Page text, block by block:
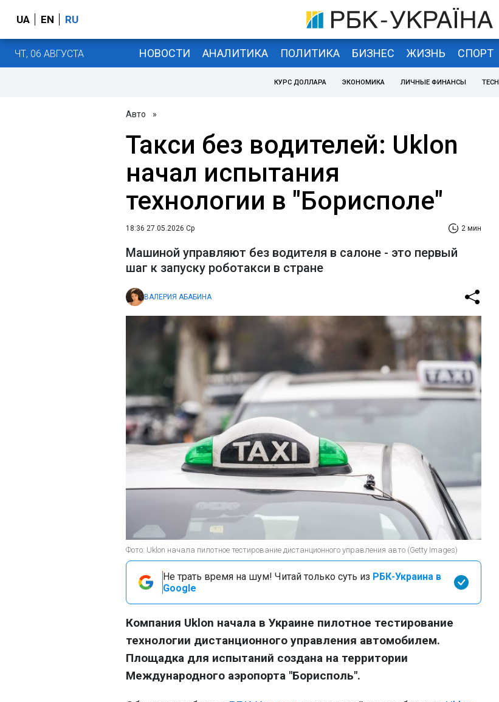
UA EN RU
ЧТ, 06 АВГУСТА НОВОСТИ АНАЛИТИКА ПОЛИТИКА БИЗНЕС ЖИЗНЬ СПОРТ
КУРС ДОЛЛАРА ЭКОНОМИКА ЛИЧНЫЕ ФИНАНСЫ TECH
Авто »
Такси без водителей: Uklon
начал испытания
технологии в "Борисполе"
18:36 27.05.2026 Ср 2 мин
Машиной управляют без водителя в салоне - это первый
шаг к запуску роботакси в стране
ВАЛЕРИЯ АБАБИНА
Фото: Uklon начала пилотное тестирование дистанционного управления авто (Getty Images)
Не трать время на шум! Читай только суть из РБК-Украина в
Google
Компания Uklon начала в Украине пилотное тестирование
технологии дистанционного управления автомобилем.
Площадка для испытаний создана на территории
Международного аэропорта "Борисполь".